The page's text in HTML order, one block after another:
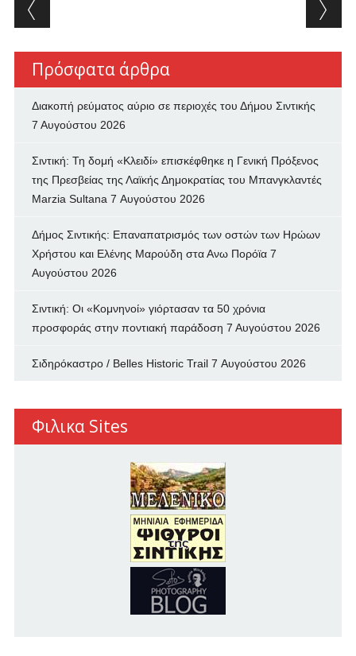
Πρόσφατα άρθρα
Διακοπή ρεύματος αύριο σε περιοχές του Δήμου Σιντικής
7 Αυγούστου 2026
Σιντική: Τη δομή «Κλειδί» επισκέφθηκε η Γενική Πρόξενος
της Πρεσβείας της Λαϊκής Δημοκρατίας του Μπανγκλαντές
Marzia Sultana 7 Αυγούστου 2026
Δήμος Σιντικής: Επαναπατρισμός των oστών των Ηρώων
Χρήστου και Ελένης Μαρούδη στα Ανω Πορόϊα 7
Αυγούστου 2026
Σιντική: Οι «Κομνηνοί» γιόρτασαν τα 50 χρόνια
προσφοράς στην ποντιακή παράδοση 7 Αυγούστου 2026
Σιδηρόκαστρο / Belles Historic Trail 7 Αυγούστου 2026
Φιλικα Sites